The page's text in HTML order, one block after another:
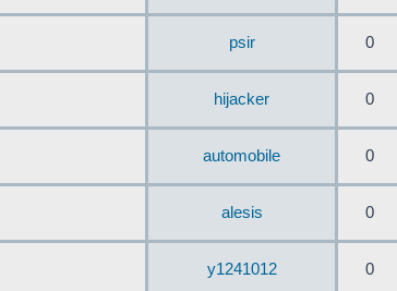
psir 0
hijacker 0
automobile 0
alesis 0
y1241012 0